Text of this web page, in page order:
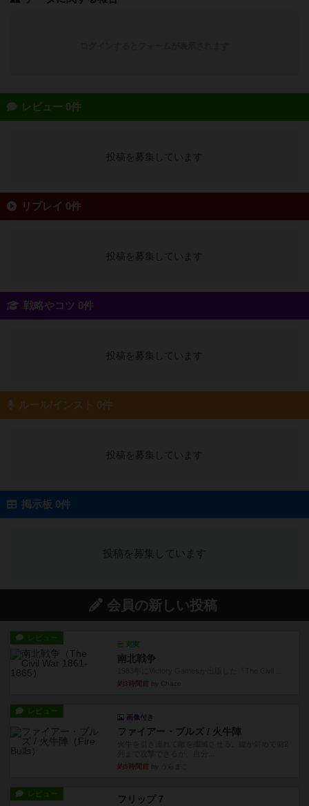
レビュー 0件
投稿を募集しています
リプレイ 0件
投稿を募集しています
戦略やコツ 0件
投稿を募集しています
ルール/インスト 0件
投稿を募集しています
掲示板 0件
投稿を募集しています
会員の新しい投稿
レビュー
充実
南北戦争
約3時間前
レビュー
画像付き
ファイアー・ブルズ / 火牛陣
約5時間前
レビュー フリップ７